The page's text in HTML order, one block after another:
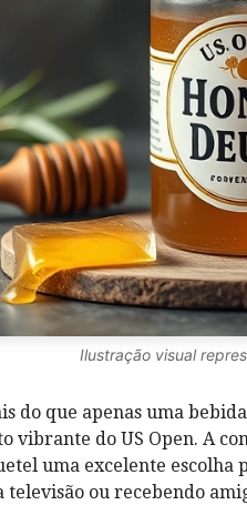
Ilustração visual
do que apenas uma
vibrante do US Open. A
uma excelente escolha
televisão ou recebendo